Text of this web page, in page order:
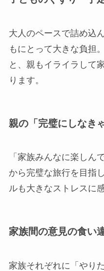
大人のペースで詰め込
もにとって大きな負担
と、親もイライラして
ります。
親の「完璧にしなき
「家族みんなに楽しん
から完璧な旅行を目指
ルも大きなストレスに
家族間の意見の食い
家族それぞれに「やり